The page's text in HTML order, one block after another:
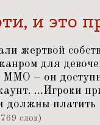
и это
жертвой
для
– он
...Игроки
должны платить
слов)